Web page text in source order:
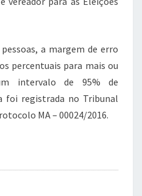
a margem de erro
percentuais para mais ou
intervalo de 95% de
foi registrada no Tribunal
MA – 00024/2016.